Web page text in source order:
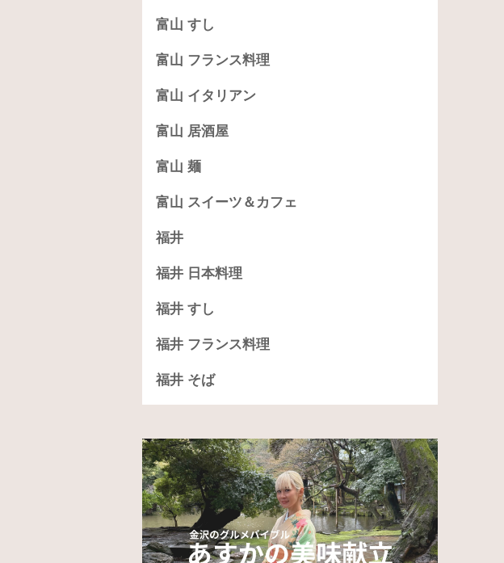
富山 すし
富山 フランス料理
富山 イタリアン
富山 居酒屋
富山 麺
富山 スイーツ＆カフェ
福井
福井 日本料理
福井 すし
福井 フランス料理
福井 そば